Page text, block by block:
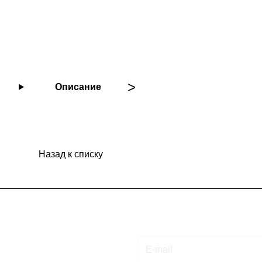
Описание
Назад к списку